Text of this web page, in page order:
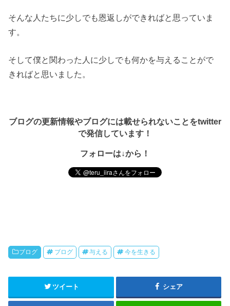
そんな人たちに少しでも恩返しができればと思っていま
す。
そして僕と関わった人に少しでも何かを与えることがで
きればと思いました。
ブログの更新情報やブログには載せられないことをtwitter
で発信しています！
フォローは↓から！
ブログ ブログ 与える 今を生きる
ツイート シェア